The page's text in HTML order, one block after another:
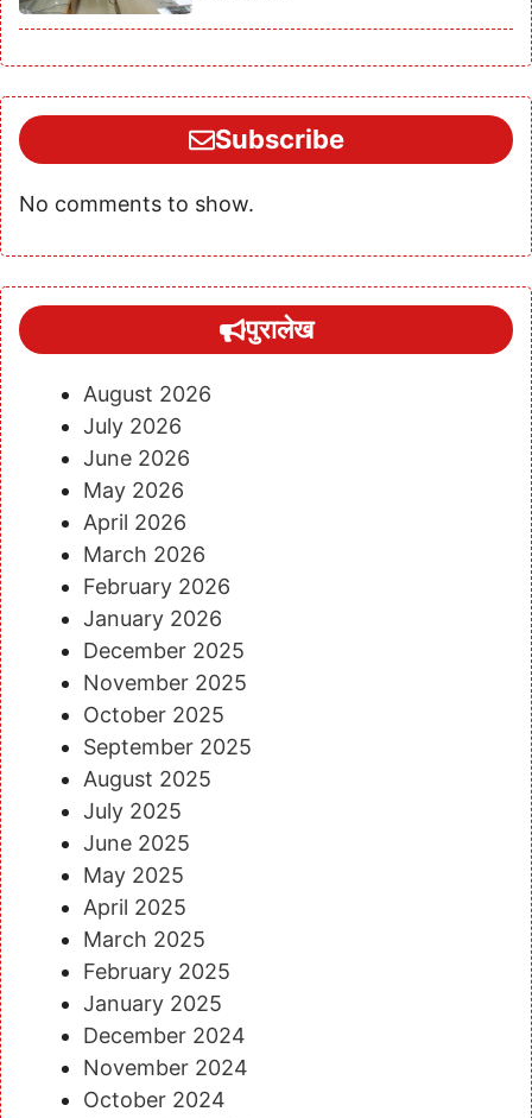
Subscribe
No comments to show.
पुरालेख
August 2026
July 2026
June 2026
May 2026
April 2026
March 2026
February 2026
January 2026
December 2025
November 2025
October 2025
September 2025
August 2025
July 2025
June 2025
May 2025
April 2025
March 2025
February 2025
January 2025
December 2024
November 2024
October 2024